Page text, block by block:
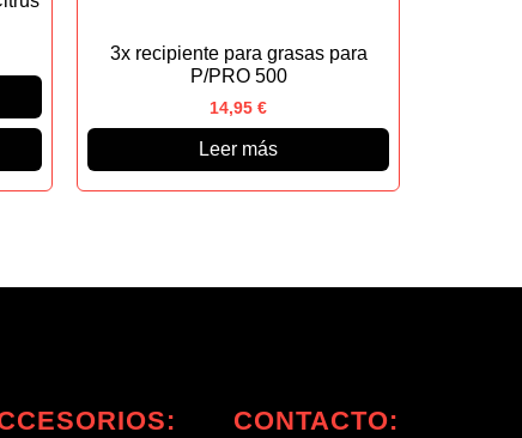
3x recipiente para grasas para
P/PRO 500
14,95 €
Leer más
CONTACTO: